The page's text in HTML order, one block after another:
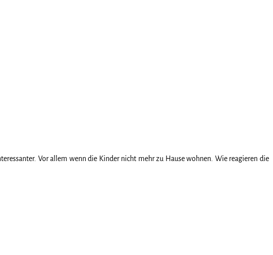
Vor allem wenn die Kinder nicht mehr zu Hause wohnen. Wie reagieren die